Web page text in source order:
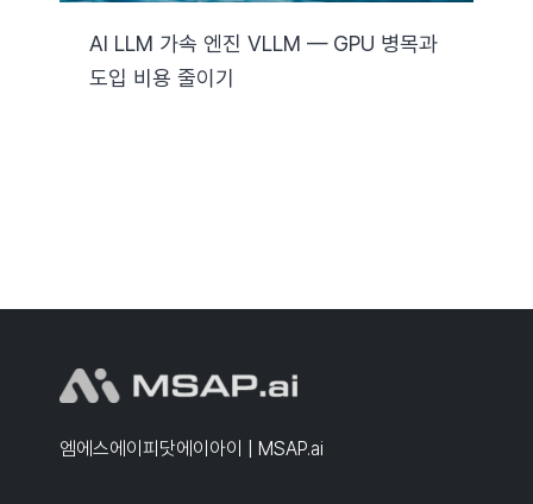
Search
AI LLM 가속 엔진 VLLM — GPU 병목과
도입 비용 줄이기
엠에스에이피닷에이아이 | MSAP.ai